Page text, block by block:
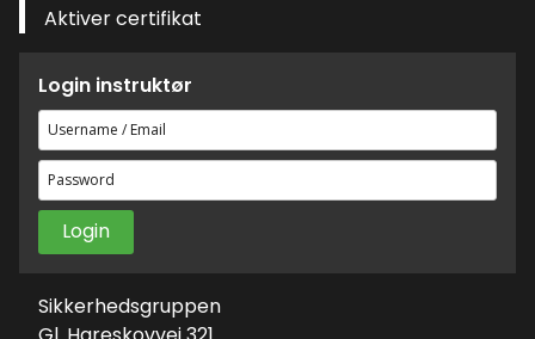
Aktiver certifikat
Login instruktør
Brugernavn
eller
e-
mailadresse
Adgangskode
Sikkerhedsgruppen